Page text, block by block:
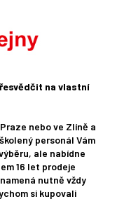
na vlastní
nebo ve Zlíně a
personál Vám
ale nabídne
16 let prodeje
nutně vždy
si kupovali